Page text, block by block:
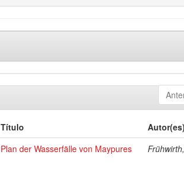
Título
Autor(es)
Plan der Wasserfälle von Maypures